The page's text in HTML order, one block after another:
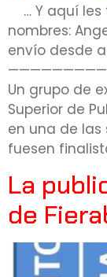
… Y aquí les
nombres:
envío desde
Un grupo de
Superior de
en una de las
fuesen
La
de